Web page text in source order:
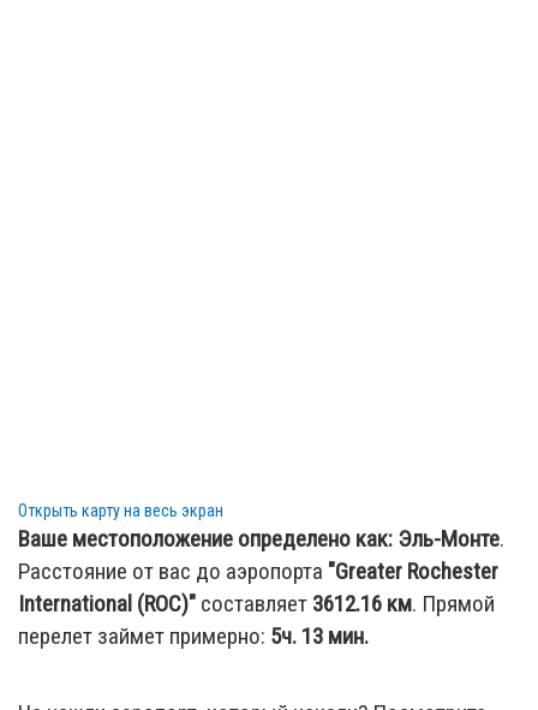
Открыть карту на весь экран
Ваше местоположение определено как: Эль-Монте.
Расстояние от вас до аэропорта "Greater Rochester
International (ROC)" составляет 3612.16 км. Прямой
перелет займет примерно: 5ч. 13 мин.